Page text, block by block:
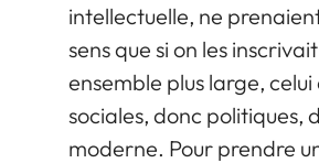
intellectuelle, ne
sens que si on les
ensemble plus large,
sociales, donc politiques,
moderne. Pour prendre